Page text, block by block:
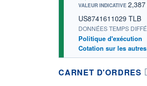
VALEUR INDICATIVE 2,387
US8741611029 TLB
DONNÉES TEMPS
Politique d'exécution
Cotation sur les
CARNET D'ORDRES